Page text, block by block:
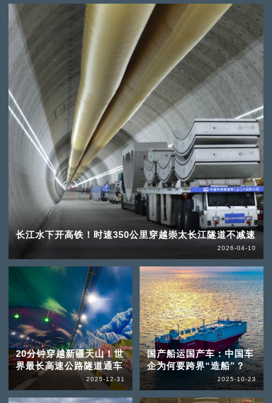
长江水下开高铁！时速350公里穿越崇太长江隧道不减速
2026-04-10
20分钟穿越新疆天山！世
界最长高速公路隧道通车
2025-12-31
国产船运国产车：中国车
企为何要跨界“造船”？
2025-10-23